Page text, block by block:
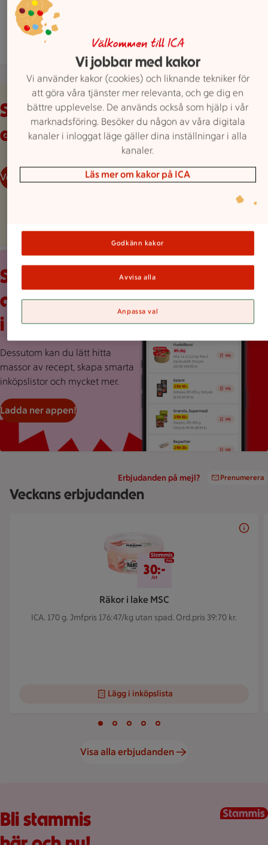
Hitta hit
Mer butiksinfo
Veckans reklamblad
Se våra aktuella
erbjudanden
Veckans reklamblad
Röd bakgrund med stor rosa splash, en mobilskärmvy som
Scrolla veckans
alla erbjudanden
i ICA-appen
Dessutom kan du lätt hitta
massor av recept, skapa smarta
inköpslistor och mycket mer.
Ladda ner appen!
Erbjudanden på mejl? Prenumerera
Veckans erbjudanden
Räkor i lake MSC
ICA. 170 g. Jmfpris 176:47/kg utan spad. Ord.pris 39:70 kr.
30 kr/st
30:-
/st
Lägg i inköpslista
Bild 1 av 5
Bild 2 av 5
Bild 3 av 5Bild 4 av 5
Visa alla erbjudanden
Bli stammis
Välkommen till ICA
Vi jobbar med kakor
Vi använder kakor (cookies) och liknande tekniker för
att göra våra tjänster mer relevanta, och ge dig en
bättre upplevelse. De används också som hjälp i vår
marknadsföring. Besöker du någon av våra digitala
kanaler i inloggat läge gäller dina inställningar i alla
kanaler.
Läs mer om kakor på ICA
Godkänn kakor
Avvisa alla
Anpassa val